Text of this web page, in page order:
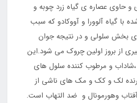
و حاوی عصاره ی گیاه زرد چوبه و
با گیاه آلوورا و آووکادو که سبب
بخش سلولی و در نتیجه جوان
از بروز اولین چروک می شود.این
و مرطوب کننده سلول های
لک و کک و مک های ناشی از
وهورمونال و ضد التهاب است.